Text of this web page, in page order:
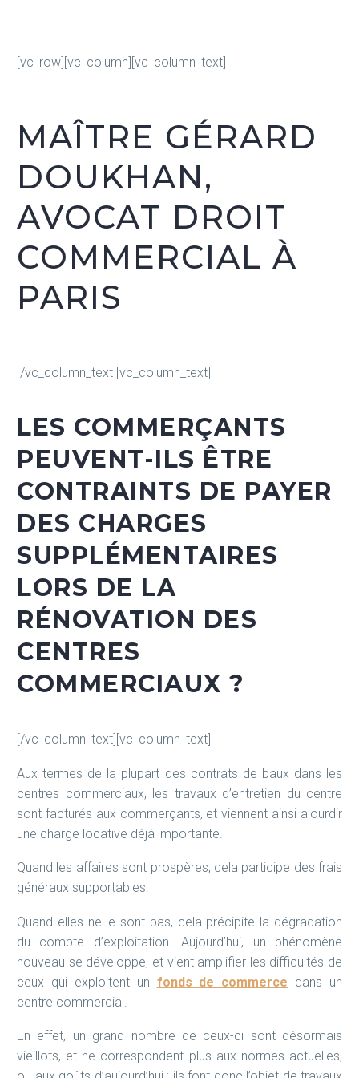
[vc_row][vc_column][vc_column_text]
MAÎTRE GÉRARD
DOUKHAN,
AVOCAT DROIT
COMMERCIAL À
PARIS
[/vc_column_text][vc_column_text]
LES COMMERÇANTS
PEUVENT-ILS ÊTRE
CONTRAINTS DE PAYER
DES CHARGES
SUPPLÉMENTAIRES
LORS DE LA
RÉNOVATION DES
CENTRES
COMMERCIAUX ?
[/vc_column_text][vc_column_text]
Aux termes de la plupart des contrats de baux dans les
centres commerciaux, les travaux d’entretien du centre
sont facturés aux commerçants, et viennent ainsi alourdir
une charge locative déjà importante.
Quand les affaires sont prospères, cela participe des frais
généraux supportables.
Quand elles ne le sont pas, cela précipite la dégradation
du compte d’exploitation. Aujourd’hui, un phénomène
nouveau se développe, et vient amplifier les difficultés de
ceux qui exploitent un fonds de commerce dans un
centre commercial.
En effet, un grand nombre de ceux-ci sont désormais
vieillots, et ne correspondent plus aux normes actuelles,